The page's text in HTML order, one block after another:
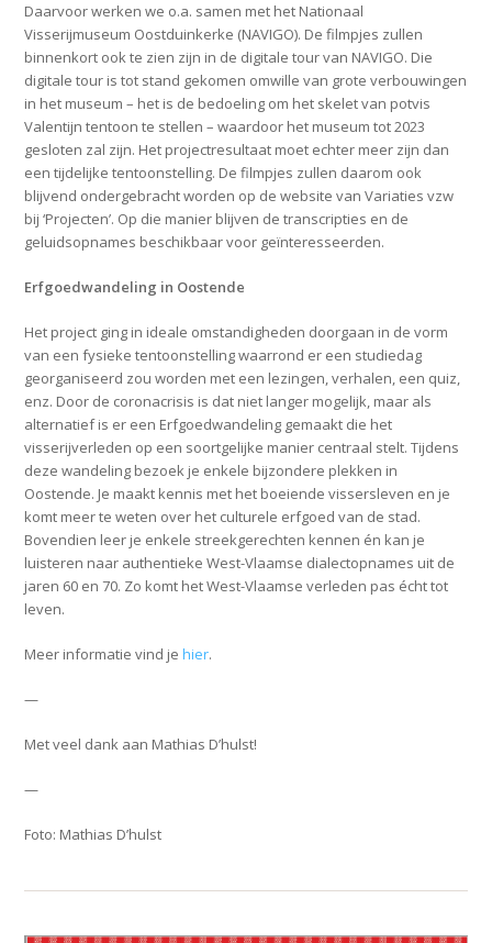
Daarvoor werken we o.a. samen met het Nationaal
Visserijmuseum Oostduinkerke (NAVIGO). De filmpjes zullen
binnenkort ook te zien zijn in de digitale tour van NAVIGO. Die
digitale tour is tot stand gekomen omwille van grote verbouwingen
in het museum – het is de bedoeling om het skelet van potvis
Valentijn tentoon te stellen – waardoor het museum tot 2023
gesloten zal zijn. Het projectresultaat moet echter meer zijn dan
een tijdelijke tentoonstelling. De filmpjes zullen daarom ook
blijvend ondergebracht worden op de website van Variaties vzw
bij ‘Projecten’. Op die manier blijven de transcripties en de
geluidsopnames beschikbaar voor geïnteresseerden.
Erfgoedwandeling in Oostende
Het project ging in ideale omstandigheden doorgaan in de vorm
van een fysieke tentoonstelling waarrond er een studiedag
georganiseerd zou worden met een lezingen, verhalen, een quiz,
enz. Door de coronacrisis is dat niet langer mogelijk, maar als
alternatief is er een Erfgoedwandeling gemaakt die het
visserijverleden op een soortgelijke manier centraal stelt. Tijdens
deze wandeling bezoek je enkele bijzondere plekken in
Oostende. Je maakt kennis met het boeiende vissersleven en je
komt meer te weten over het culturele erfgoed van de stad.
Bovendien leer je enkele streekgerechten kennen én kan je
luisteren naar authentieke West-Vlaamse dialectopnames uit de
jaren 60 en 70. Zo komt het West-Vlaamse verleden pas écht tot
leven.
Meer informatie vind jehier.
—
Met veel dank aan Mathias D’hulst!
—
Foto: Mathias D’hulst